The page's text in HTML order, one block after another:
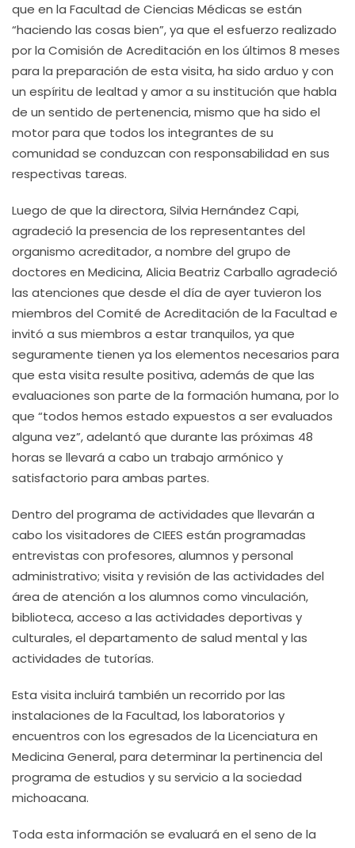
que en la Facultad de Ciencias Médicas se están
“haciendo las cosas bien”, ya que el esfuerzo realizado
por la Comisión de Acreditación en los últimos 8 meses
para la preparación de esta visita, ha sido arduo y con
un espíritu de lealtad y amor a su institución que habla
de un sentido de pertenencia, mismo que ha sido el
motor para que todos los integrantes de su
comunidad se conduzcan con responsabilidad en sus
respectivas tareas.
Luego de que la directora, Silvia Hernández Capi,
agradeció la presencia de los representantes del
organismo acreditador, a nombre del grupo de
doctores en Medicina, Alicia Beatriz Carballo agradeció
las atenciones que desde el día de ayer tuvieron los
miembros del Comité de Acreditación de la Facultad e
invitó a sus miembros a estar tranquilos, ya que
seguramente tienen ya los elementos necesarios para
que esta visita resulte positiva, además de que las
evaluaciones son parte de la formación humana, por lo
que “todos hemos estado expuestos a ser evaluados
alguna vez”, adelantó que durante las próximas 48
horas se llevará a cabo un trabajo armónico y
satisfactorio para ambas partes.
Dentro del programa de actividades que llevarán a
cabo los visitadores de CIEES están programadas
entrevistas con profesores, alumnos y personal
administrativo; visita y revisión de las actividades del
área de atención a los alumnos como vinculación,
biblioteca, acceso a las actividades deportivas y
culturales, el departamento de salud mental y las
actividades de tutorías.
Esta visita incluirá también un recorrido por las
instalaciones de la Facultad, los laboratorios y
encuentros con los egresados de la Licenciatura en
Medicina General, para determinar la pertinencia del
programa de estudios y su servicio a la sociedad
michoacana.
Toda esta información se evaluará en el seno de la